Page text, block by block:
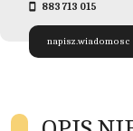
883 713 015
napisz.wiadomosc